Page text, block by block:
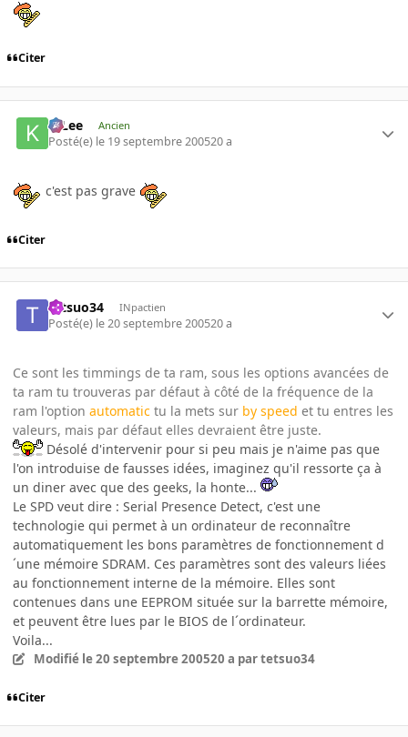
Citer
K-Lee Ancien
Posté(e) le 19 septembre 200520 a
c'est pas grave
Citer
tetsuo34 INpactien
Posté(e) le 20 septembre 200520 a
Ce sont les timmings de ta ram, sous les options avancées de
ta ram tu trouveras par défaut à côté de la fréquence de la
ram l'option automatic tu la mets sur by speed et tu entres les
valeurs, mais par défaut elles devraient être juste.
Désolé d'intervenir pour si peu mais je n'aime pas que
l'on introduise de fausses idées, imaginez qu'il ressorte ça à
un diner avec que des geeks, la honte...
Le SPD veut dire : Serial Presence Detect, c'est une
technologie qui permet à un ordinateur de reconnaître
automatiquement les bons paramètres de fonctionnement d
´une mémoire SDRAM. Ces paramètres sont des valeurs liées
au fonctionnement interne de la mémoire. Elles sont
contenues dans une EEPROM située sur la barrette mémoire,
et peuvent être lues par le BIOS de l´ordinateur.
Voila...
Modifié le 20 septembre 200520 a par tetsuo34
Citer